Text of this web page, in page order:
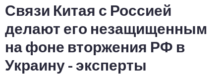
Связи Китая с Россией
делают его незащищенным
на фоне вторжения РФ в
Украину - эксперты